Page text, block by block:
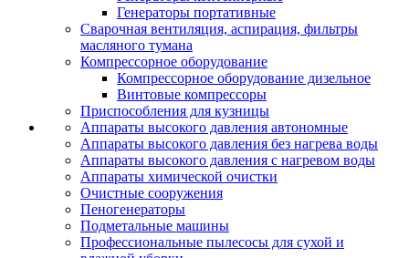
Генераторы портативные
Сварочная вентиляция, аспирация, фильтры
масляного тумана
Компрессорное оборудование
Компрессорное оборудование дизельное
Винтовые компрессоры
Приспособления для кузницы
Аппараты высокого давления автономные
Аппараты высокого давления без нагрева воды
Аппараты высокого давления с нагревом воды
Аппараты химической очистки
Очистные сооружения
Пеногенераторы
Подметальные машины
Профессиональные пылесосы для сухой и